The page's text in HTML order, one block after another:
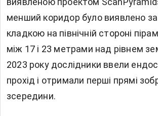
менший коридор було виявлено
кладкою на північній стороні
між 17 і 23 метрами над рівнем
2023 року дослідники ввели
прохід і отримали перші прямі
зсередини.